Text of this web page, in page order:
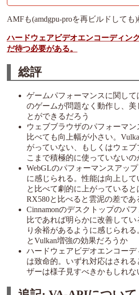
AMFも(amdgpu-proを再ビルドしても)
ハードウェアビデオエンコーディン
だ待つ必要がある。
総評
ゲームパフォーマンスに関して
のゲームが問題なく動作し、美
とができるだろう
ウェブブラウザのパフォーマン
比べても向上幅が小さい。
がっていない、もしくはウェブ
こまで積極的に使っていないの
WebGLのパフォーマンスアッ
に感じられる。性能は向上し
と比べて劇的に上がっている
RX580と比べると雲泥の差であ
Cinnamonのデスクトップのパ
比であれば明らかに改善してい
り余裕があるように感じられ
とVulkan増強の効果だろうか
ハードウェアビデオエンコー
は致命的。いずれ対応はされ
ザーは様子見すべきかもしれな